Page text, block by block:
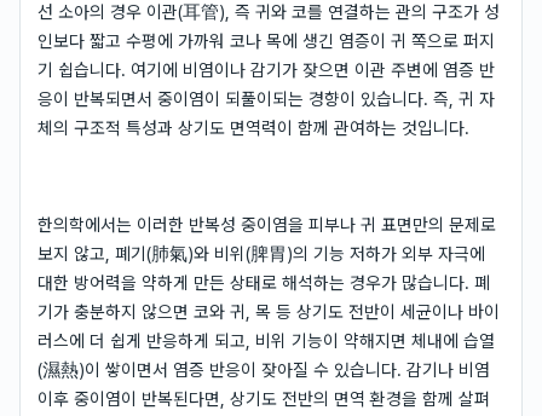
선 소아의 경우 이관(耳管), 즉 귀와 코를 연결하는 관의 구조가 성
인보다 짧고 수평에 가까워 코나 목에 생긴 염증이 귀 쪽으로 퍼지
기 쉽습니다. 여기에 비염이나 감기가 잦으면 이관 주변에 염증 반
응이 반복되면서 중이염이 되풀이되는 경향이 있습니다. 즉, 귀 자
체의 구조적 특성과 상기도 면역력이 함께 관여하는 것입니다.
한의학에서는 이러한 반복성 중이염을 피부나 귀 표면만의 문제로
보지 않고, 폐기(肺氣)와 비위(脾胃)의 기능 저하가 외부 자극에
대한 방어력을 약하게 만든 상태로 해석하는 경우가 많습니다. 폐
기가 충분하지 않으면 코와 귀, 목 등 상기도 전반이 세균이나 바이
러스에 더 쉽게 반응하게 되고, 비위 기능이 약해지면 체내에 습열
(濕熱)이 쌓이면서 염증 반응이 잦아질 수 있습니다. 감기나 비염
이후 중이염이 반복된다면, 상기도 전반의 면역 환경을 함께 살펴